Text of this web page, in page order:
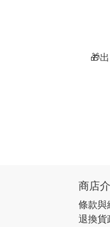
🎁
商店
條款與
退換貨